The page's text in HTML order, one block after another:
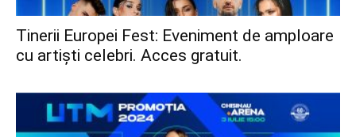
Tinerii Europei Fest: Eveniment de amploare
cu artiști celebri. Acces gratuit.